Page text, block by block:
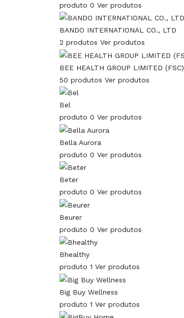
produto 0 Ver produtos
BANDO INTERNATIONAL CO., LTD
2 produtos Ver produtos
BEE HEALTH GROUP LIMITED (FSC)
50 produtos Ver produtos
Bel
produto 0 Ver produtos
Bella Aurora
produto 0 Ver produtos
Beter
produto 0 Ver produtos
Beurer
produto 0 Ver produtos
Bhealthy
produto 1 Ver produtos
Big Buy Wellness
produto 1 Ver produtos